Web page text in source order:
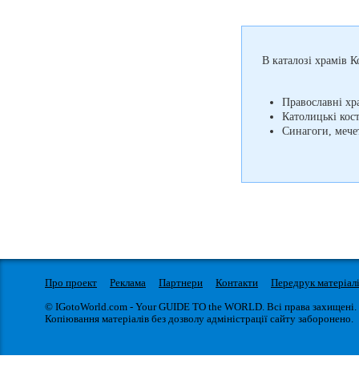
В каталозі храмів
Православні
Католицькі
Синагоги,
Про проект Реклама Партнери Контакти
Передрук
© IGotoWorld.com - Your GUIDE TO the WORLD. Всі права захищені.
Копіювання матеріалів без дозволу адміністрації сайту заборонено.